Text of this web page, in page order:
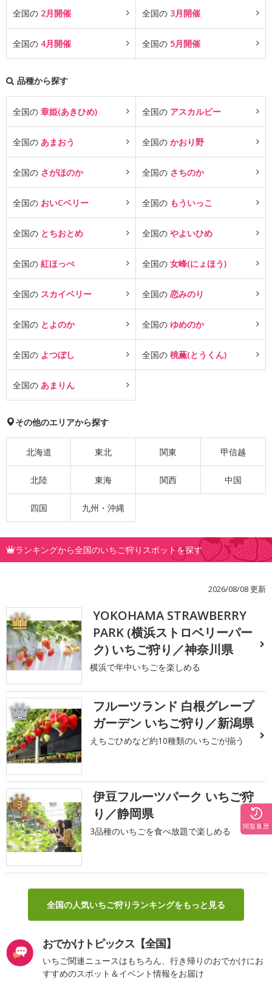
全国の 2月開催 全国の 3月開催
全国の 4月開催 全国の 5月開催
品種から探す
全国の 章姫(あきひめ) 全国の アスカルビー
全国の あまおう 全国の かおり野
全国の さがほのか 全国の さちのか
全国の おいCベリー 全国の もういっこ
全国の とちおとめ 全国の やよいひめ
全国の 紅ほっぺ 全国の 女峰(にょほう)
全国の スカイベリー 全国の 恋みのり
全国の とよのか 全国の ゆめのか
全国の よつぼし 全国の 桃薫(とうくん)
全国の あまりん
その他のエリアから探す
北海道 東北 関東 甲信越
北陸 東海 関西 中国
四国 九州・沖縄
ランキングから全国のいちご狩りスポットを探す
2026/08/08 更新
1
YOKOHAMA STRAWBERRY
PARK (横浜ストロベリーパー
ク) いちご狩り／神奈川県
横浜で年中いちごを楽しめる
2
フルーツランド 白根グレープ
ガーデン いちご狩り／新潟県
えちごひめなど約10種類のいちごが揃う
3
伊豆フルーツパーク いちご狩
り／静岡県
3品種のいちごを食べ放題で楽しめる
全国の人気いちご狩りランキングをもっと見る
おでかけトピックス【全国】
いちご関連ニュースはもちろん、行き帰りのおでかけにお
すすめのスポット＆イベント情報をお届け
閲覧履歴